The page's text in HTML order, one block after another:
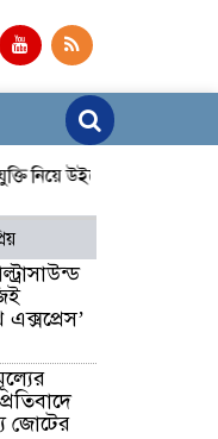
নিয়ে উইপ্রো জিই
জোটের